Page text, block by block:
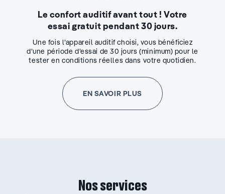
Le confort auditif avant tout ! Votre
essai gratuit pendant 30 jours.
Une fois l’appareil auditif choisi, vous bénéficiez
d’une période d’essai de 30 jours (minimum) pour le
tester en conditions réelles dans votre quotidien.
EN SAVOIR PLUS
Nos services